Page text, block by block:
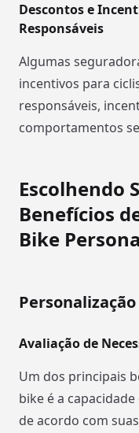
Descontos e
Responsáveis
Algumas
incentivos para
responsáveis,
comportamentos
Escolhendo
Benefícios
Bike
Avaliação de
Um dos principais
bike é a
de acordo com